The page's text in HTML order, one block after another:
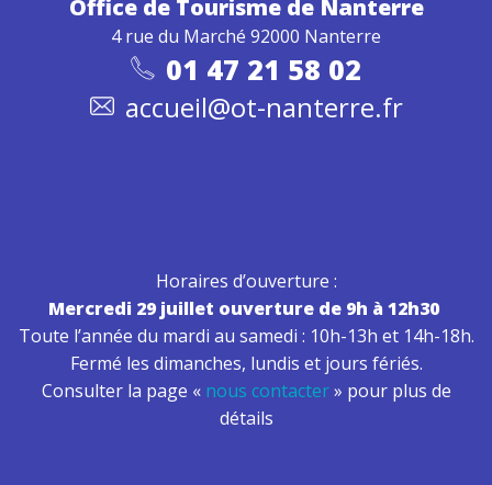
Office de Tourisme de Nanterre
4 rue du Marché 92000 Nanterre
01 47 21 58 02
accueil@ot-nanterre.fr
Horaires d’ouverture :
Mercredi 29 juillet ouverture de 9h à 12h30
Toute l’année du mardi au samedi : 10h-13h et 14h-18h.
Fermé les dimanches, lundis et jours fériés.
Consulter la page « nous contacter» pour plus de
détails